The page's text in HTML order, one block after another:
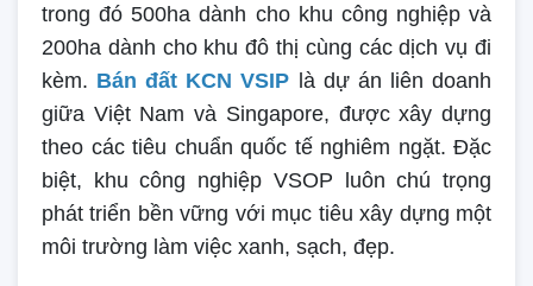
trong đó 500ha dành cho khu công nghiệp và
200ha dành cho khu đô thị cùng các dịch vụ đi
kèm. Bán đất KCN VSIP là dự án liên doanh
giữa Việt Nam và Singapore, được xây dựng
theo các tiêu chuẩn quốc tế nghiêm ngặt. Đặc
biệt, khu công nghiệp VSOP luôn chú trọng
phát triển bền vững với mục tiêu xây dựng một
môi trường làm việc xanh, sạch, đẹp.